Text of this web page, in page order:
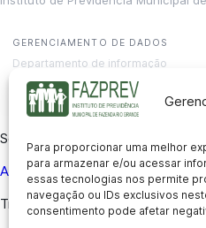
Para proporcionar uma melhor
para armazenar e/ou acessar
essas tecnologias nos permite
navegação ou IDs exclusivos
consentimento pode afetar
GERENCIAMENTO DE DADOS
Departamento de informação
contato@fazprev.pr.gov.br
(41) 3995-2146
Serviços
Aposentadoria Pensão por Morte
Transparência